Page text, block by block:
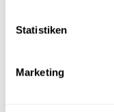
Statistiken
Marketing